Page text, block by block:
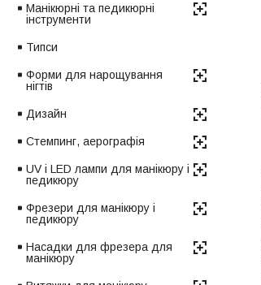
Манікюрні та педикюрні
інструменти
Типси
Форми для нарощування
нігтів
Дизайн
Стемпинг, аерографія
UV і LED лампи для манікюру і
педикюру
Фрезери для манікюру і
педикюру
Насадки для фрезера для
манікюру